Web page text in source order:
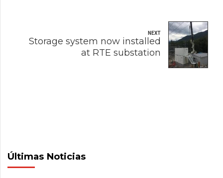
NEXT
Storage system now installed
at RTE substation
Últimas Noticias